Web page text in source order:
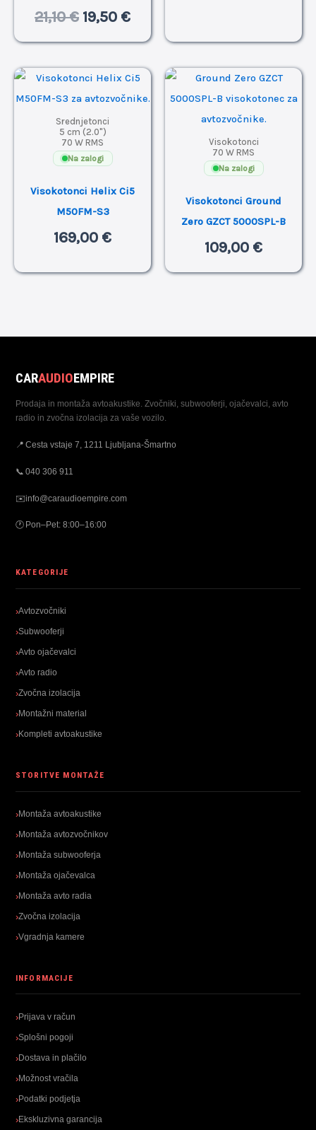
21,10€ 19,50 €
Srednjetonci
5 cm (2.0")
70 W RMS
Na zalogi
Visokotonci Helix Ci5
M50FM-S3
169,00 €
Visokotonci
70 W RMS
Na zalogi
Visokotonci Ground
Zero GZCT 5000SPL-B
109,00 €
CARAUDIOEMPIRE
Prodaja in montaža avtoakustike. Zvočniki, subwooferji, ojačevalci, avto
radio in zvočna izolacija za vaše vozilo.
📍 Cesta vstaje 7, 1211 Ljubljana-Šmartno
📞 040 306 911
✉️info@caraudioempire.com
🕐 Pon–Pet: 8:00–16:00
KATEGORIJE
Avtozvočniki
Subwooferji
Avto ojačevalci
Avto radio
Zvočna izolacija
Montažni material
Kompleti avtoakustike
STORITVE MONTAŽE
Montaža avtoakustike
Montaža avtozvočnikov
Montaža subwooferja
Montaža ojačevalca
Montaža avto radia
Zvočna izolacija
Vgradnja kamere
INFORMACIJE
Prijava v račun
Splošni pogoji
Dostava in plačilo
Možnost vračila
Podatki podjetja
Ekskluzivna garancija